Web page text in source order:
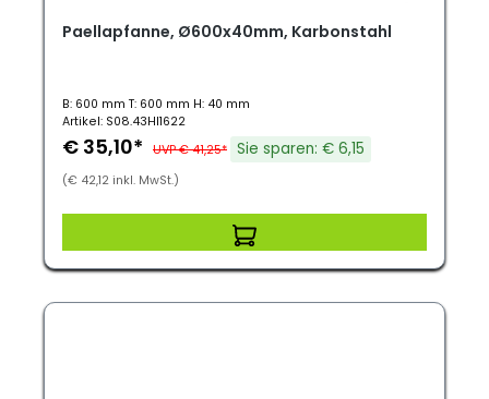
Paellapfanne, Ø600x40mm, Karbonstahl
B: 600 mm T: 600 mm H: 40 mm
Artikel: S08.43HI1622
€ 35,10* UVP € 41,25* Sie sparen: € 6,15
(€ 42,12 inkl. MwSt.)